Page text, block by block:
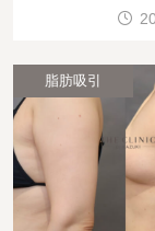
脂肪吸引、タイ
ンブレイスで輪
こめかみ
脂肪吸引